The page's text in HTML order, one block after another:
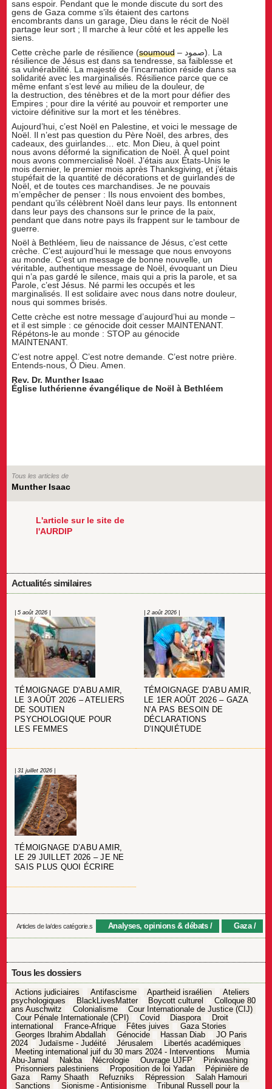
sans espoir. Pendant que le monde discute du sort des
gens de Gaza comme s’ils étaient des cartons
encombrants dans un garage, Dieu dans le récit de Noël
partage leur sort ; Il marche à leur côté et les appelle les
siens.
Cette crèche parle de résilience (soumoud – صمود). La
résilience de Jésus est dans sa tendresse, sa faiblesse et
sa vulnérabilité. La majesté de l’incarnation réside dans sa
solidarité avec les marginalisés. Résilience parce que ce
même enfant s’est levé au milieu de la douleur, de
la destruction, des ténèbres et de la mort pour défier des
Empires ; pour dire la vérité au pouvoir et remporter une
victoire définitive sur la mort et les ténèbres.
Aujourd’hui, c’est Noël en Palestine, et voici le message de
Noël. Il n’est pas question du Père Noël, des arbres, des
cadeaux, des guirlandes… etc. Mon Dieu, à quel point
nous avons déformé la signification de Noël. À quel point
nous avons commercialisé Noël. J’étais aux États-Unis le
mois dernier, le premier mois après Thanksgiving, et j’étais
stupéfait de la quantité de décorations et de guirlandes de
Noël, et de toutes ces marchandises. Je ne pouvais
m’empêcher de penser : Ils nous envoient des bombes,
pendant qu’ils célèbrent Noël dans leur pays. Ils entonnent
dans leur pays des chansons sur le prince de la paix,
pendant que dans notre pays ils frappent sur le tambour de
guerre.
Noël à Bethléem, lieu de naissance de Jésus, c’est cette
crèche. C’est aujourd’hui le message que nous envoyons
au monde. C’est un message de bonne nouvelle, un
véritable, authentique message de Noël, évoquant un Dieu
qui n’a pas gardé le silence, mais qui a pris la parole, et sa
Parole, c’est Jésus. Né parmi les occupés et les
marginalisés. Il est solidaire avec nous dans notre douleur,
nous qui sommes brisés.
Cette crèche est notre message d’aujourd’hui au monde –
et il est simple : ce génocide doit cesser MAINTENANT.
Répétons-le au monde : STOP au génocide
MAINTENANT.
C’est notre appel. C’est notre demande. C’est notre prière.
Entends-nous, Ô Dieu. Amen.
Rev. Dr. Munther Isaac
Église luthérienne évangélique de Noël à Bethléem
Tous les articles de
Munther Isaac
L'article sur le site de
l'AURDIP
Actualités similaires
| 5 août 2026 |
TÉMOIGNAGE D’ABU AMIR,
LE 3 AOÛT 2026 – ATELIERS
DE SOUTIEN
PSYCHOLOGIQUE POUR
LES FEMMES
| 2 août 2026 |
TÉMOIGNAGE D’ABU AMIR,
LE 1ER AOÛT 2026 – GAZA
N’A PAS BESOIN DE
DÉCLARATIONS
D’INQUIÉTUDE
| 31 juillet 2026 |
TÉMOIGNAGE D’ABU AMIR,
LE 29 JUILLET 2026 – JE NE
SAIS PLUS QUOI ÉCRIRE
Articles de la/des catégorie.s Analyses, opinions & débats Gaza
Tous les dossiers
Actions judiciaires Antifascisme Apartheid israélien
Ateliers
psychologiques
BlackLivesMatter Boycott culturel
Colloque 80
ans Auschwitz
Colonialisme
Cour Internationale de Justice (CIJ)
Cour Pénale Internationale (CPI)
Covid Diaspora
Droit
international
France-Afrique Fêtes juives
Gaza Stories
Georges Ibrahim Abdallah
Génocide Hassan Diab
JO Paris
2024
Judaïsme - Judéité Jérusalem
Libertés académiques
Meeting international juif du 30 mars 2024 - Interventions
Mumia
Abu-Jamal
Nakba Nécrologie Ouvrage UJFP
Pinkwashing
Prisonniers palestiniens
Proposition de loi Yadan
Pépinière de
Gaza
Ramy Shaath Refuzniks Répression
Salah Hamouri
Sanctions
Sionisme - Antisionisme
Tribunal Russell pour la